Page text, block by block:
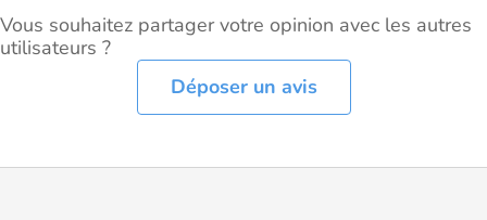
Vous souhaitez partager votre opinion avec les autres
utilisateurs ?
Déposer un avis